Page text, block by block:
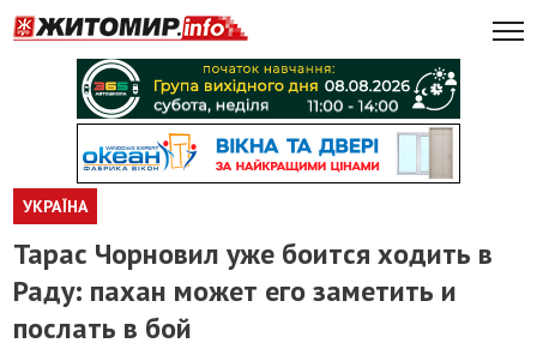
УКРАЇНА
Тарас Чорновил уже боится ходить в
Раду: пахан может его заметить и
послать в бой